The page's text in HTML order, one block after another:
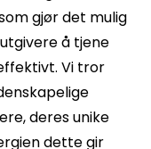
gjør det mulig
å tjene
Vi tror
deres unike
dette gir